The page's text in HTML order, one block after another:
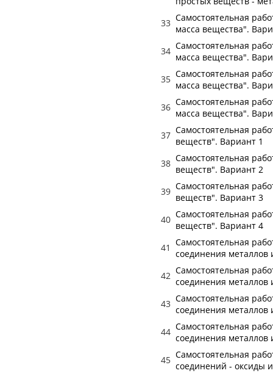
33 Самостоятельная
масса вещества".
34 Самостоятельная
масса вещества".
35 Самостоятельная
масса вещества".
36 Самостоятельная
масса вещества".
37 Самостоятельная
веществ". Вариант 1
38 Самостоятельная
веществ". Вариант 2
39 Самостоятельная
веществ". Вариант 3
40 Самостоятельная
веществ". Вариант 4
41 Самостоятельная
соединения металлов
42 Самостоятельная
соединения металлов
43 Самостоятельная
соединения металлов
44 Самостоятельная
соединения металлов
45 Самостоятельная
соединений - оксиды